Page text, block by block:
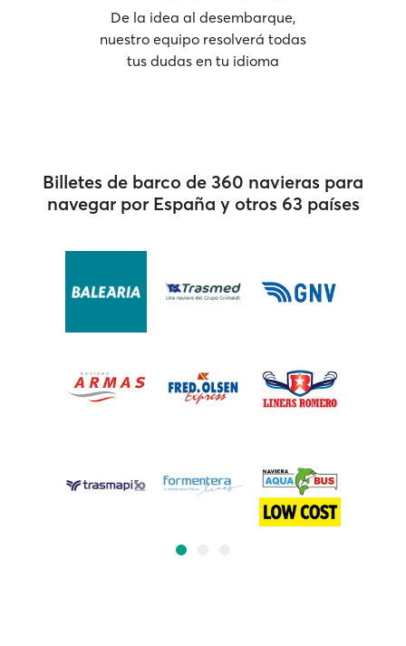
De la idea al desembarque,
nuestro equipo resolverá todas
tus dudas en tu idioma
Billetes de barco de 360 navieras para
navegar por España y otros 63 países